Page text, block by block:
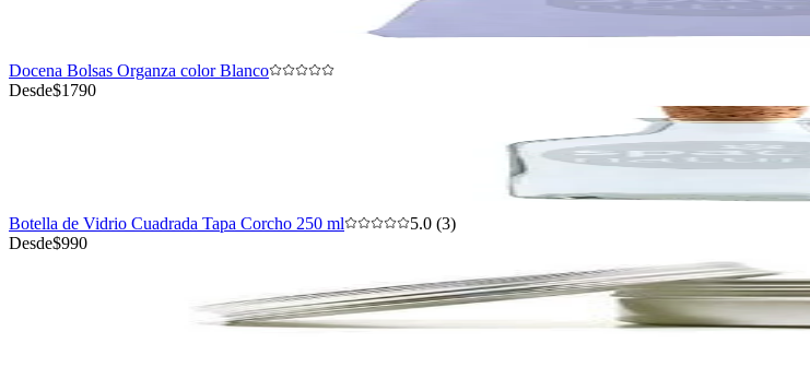
Docena Bolsas Organza color Blanco
Desde$1790
Botella de Vidrio Cuadrada Tapa Corcho 250 ml
5.0 (3)
Desde$990